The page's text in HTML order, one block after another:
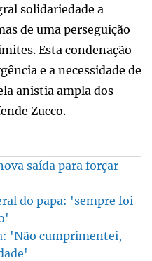
solidariedade a
de uma perseguição
Esta condenação
e a necessidade de
anistia ampla dos
Zucco.
saída para forçar
do papa: 'sempre foi
'Não cumprimentei,